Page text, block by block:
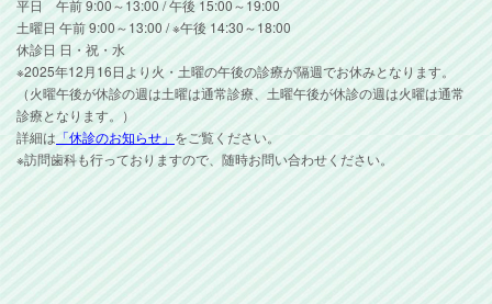
平日 午前 9:00～13:00 / 午後 15:00～19:00
土曜日 午前 9:00～13:00 / ※午後 14:30～18:00
休診日 日・祝・水
※2025年12月16日より火・土曜の午後の診療が隔週でお休みとなります。
（火曜午後が休診の週は土曜は通常診療、土曜午後が休診の週は火曜は通常
診療となります。）
詳細は 「休診のお知らせ」 をご覧ください。
※訪問歯科も行っておりますので、随時お問い合わせください。